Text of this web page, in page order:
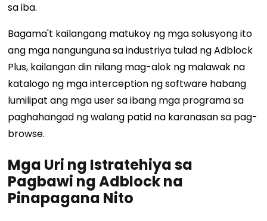
sa iba.
Bagama't kailangang matukoy ng mga solusyong ito
ang mga nangunguna sa industriya tulad ng Adblock
Plus, kailangan din nilang mag-alok ng malawak na
katalogo ng mga interception ng software habang
lumilipat ang mga user sa ibang mga programa sa
paghahangad ng walang patid na karanasan sa pag-
browse.
Mga Uri ng Istratehiya sa
Pagbawi ng Adblock na
Pinapagana Nito